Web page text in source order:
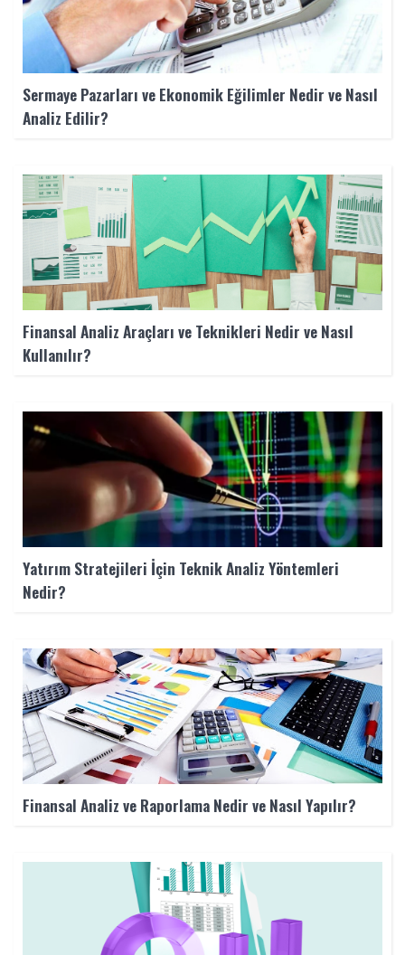
Sermaye Pazarları ve Ekonomik Eğilimler Nedir ve Nasıl
Analiz Edilir?
Finansal Analiz Araçları ve Teknikleri Nedir ve Nasıl
Kullanılır?
Yatırım Stratejileri İçin Teknik Analiz Yöntemleri
Nedir?
Finansal Analiz ve Raporlama Nedir ve Nasıl Yapılır?